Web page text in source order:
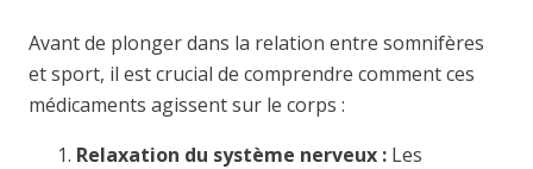
Avant de plonger dans la relation entre somnifères
et sport, il est crucial de comprendre comment ces
médicaments agissent sur le corps :
Relaxation du système nerveux : Les